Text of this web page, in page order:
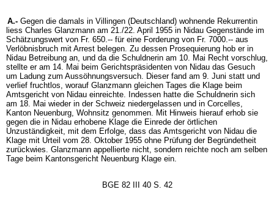
A.- Gegen die damals in Villingen (Deutschland) wohnende Rekurrentin
liess Charles Glanzmann am 21./22. April 1955 in Nidau Gegenstände im
Schätzungswert von Fr. 650.-- für eine Forderung von Fr. 7000.-- aus
Verlöbnisbruch mit Arrest belegen. Zu dessen Prosequierung hob er in
Nidau Betreibung an, und da die Schuldnerin am 10. Mai Recht vorschlug,
stellte er am 14. Mai beim Gerichtspräsidenten von Nidau das Gesuch
um Ladung zum Aussöhnungsversuch. Dieser fand am 9. Juni statt und
verlief fruchtlos, worauf Glanzmann gleichen Tages die Klage beim
Amtsgericht von Nidau einreichte. Indessen hatte die Schuldnerin sich
am 18. Mai wieder in der Schweiz niedergelassen und in Corcelles,
Kanton Neuenburg, Wohnsitz genommen. Mit Hinweis hierauf erhob sie
gegen die in Nidau erhobene Klage die Einrede der örtlichen
Unzuständigkeit, mit dem Erfolge, dass das Amtsgericht von Nidau die
Klage mit Urteil vom 28. Oktober 1955 ohne Prüfung der Begründetheit
zurückwies. Glanzmann appellierte nicht, sondern reichte noch am selben
Tage beim Kantonsgericht Neuenburg Klage ein.
BGE 82 III 40 S. 42